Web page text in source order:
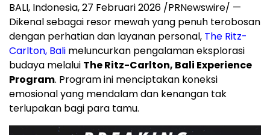
BALI, Indonesia, 27 Februari 2026 /PRNewswire/ —
Dikenal sebagai resor mewah yang penuh terobosan
dengan perhatian dan layanan personal, The Ritz-
Carlton, Bali meluncurkan pengalaman eksplorasi
budaya melalui The Ritz-Carlton, Bali Experience
Program. Program ini menciptakan koneksi
emosional yang mendalam dan kenangan tak
terlupakan bagi para tamu.